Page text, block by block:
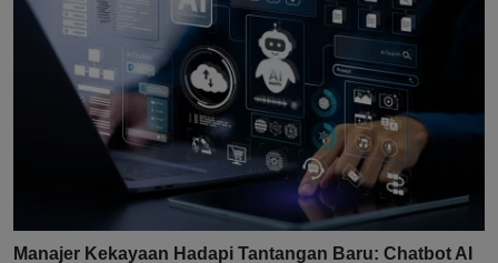
Manajer Kekayaan Hadapi Tantangan Baru: Chatbot AI